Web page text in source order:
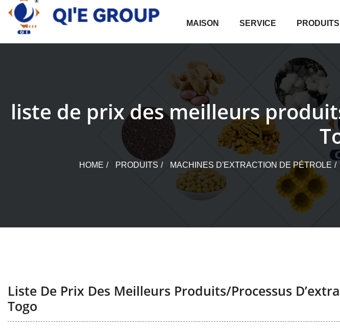
Skip
content
MAISON SERVICE PRODUITS
liste de prix des meilleurs
HOME PRODUITS MACHINES D'EXTRACTION DE PÉTROLE
Liste De Prix Des Meilleurs Produits/processus
Togo